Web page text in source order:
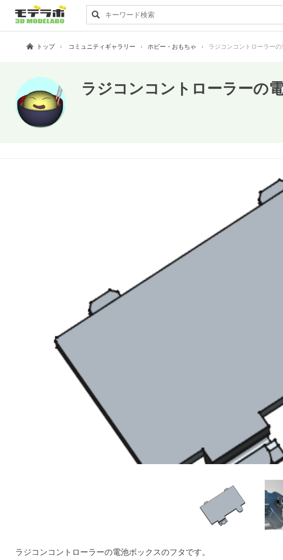
トップ コミュニティギャラリー ホビー・おもちゃ ラジコンコントローラーの
ラジコンコントローラーの
ラジコンコントローラーの電池ボックスのフタです。